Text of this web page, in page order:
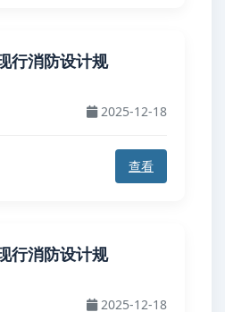
行消防设计规
2025-12-18
查看
行消防设计规
2025-12-18